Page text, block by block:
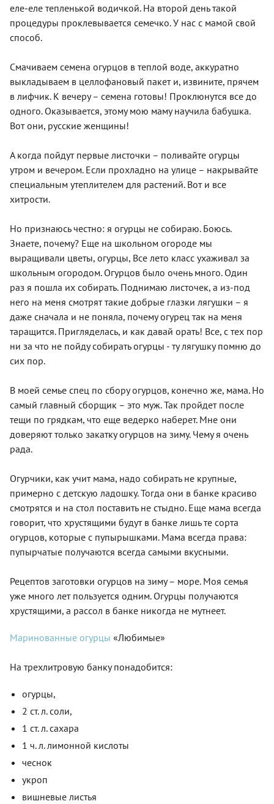
еле-еле тепленькой водичкой. На второй день такой
процедуры проклевывается семечко. У нас с мамой свой
способ.
Смачиваем семена огурцов в теплой воде, аккуратно
выкладываем в целлофановый пакет и, извините, прячем
в лифчик. К вечеру – семена готовы! Проклюнутся все до
одного. Оказывается, этому мою маму научила бабушка.
Вот они, русские женщины!
А когда пойдут первые листочки – поливайте огурцы
утром и вечером. Если прохладно на улице – накрывайте
специальным утеплителем для растений. Вот и все
хитрости.
Но признаюсь честно: я огурцы не собираю. Боюсь.
Знаете, почему? Еще на школьном огороде мы
выращивали цветы, огурцы, Все лето класс ухаживал за
школьным огородом. Огурцов было очень много. Один
раз я пошла их собирать. Поднимаю листочек, а из-под
него на меня смотрят такие добрые глазки лягушки – я
даже сначала и не поняла, почему огурец так на меня
таращится. Пригляделась, и как давай орать! Все, с тех пор
ни за что не пойду собирать огурцы - ту лягушку помню до
сих пор.
В моей семье спец по сбору огурцов, конечно же, мама. Но
самый главный сборщик – это муж. Так пройдет после
тещи по грядкам, что еще ведерко наберет. Мне они
доверяют только закатку огурцов на зиму. Чему я очень
рада.
Огурчики, как учит мама, надо собирать не крупные,
примерно с детскую ладошку. Тогда они в банке красиво
смотрятся и на стол поставить не стыдно. Еще мама всегда
говорит, что хрустящими будут в банке лишь те сорта
огурцов, которые с пупырышками. Мама всегда права:
пупырчатые получаются всегда самыми вкусными.
Рецептов заготовки огурцов на зиму – море. Моя семья
уже много лет пользуется одним. Огурцы получаются
хрустящими, а рассол в банке никогда не мутнеет.
Маринованные огурцы «Любимые»
На трехлитровую банку понадобится:
огурцы,
2 ст. л. соли,
1 ст. л. сахара
1 ч. л. лимонной кислоты
чеснок
укроп
вишневые листья